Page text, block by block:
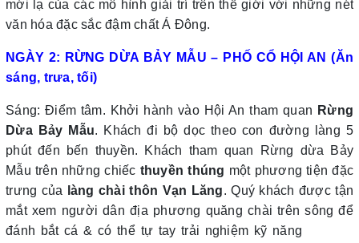
mới lạ của các mô hình giải trí trên thế giới với những nét
văn hóa đặc sắc đậm chất Á Đông.
NGÀY 2: RỪNG DỪA BẢY MẪU – PHỐ CỔ HỘI AN(Ăn
sáng, trưa, tối)
Sáng: Điểm tâm. Khởi hành vào Hội An tham quan Rừng
Dừa Bảy Mẫu. Khách đi bộ dọc theo con đường làng 5
phút đến bến thuyền. Khách tham quan Rừng dừa Bảy
Mẫu trên những chiếc thuyền thúng một phương tiện đặc
trưng của
làng chài thôn Vạn Lăng. Quý khách được tận
mắt xem người dân địa phương quăng chài trên sông để
đánh bắt cá & có thể tự tay trải nghiệm kỹ năng